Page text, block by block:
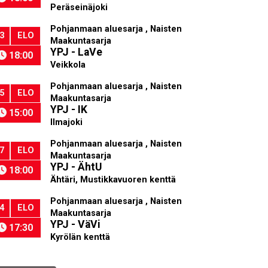
Peräseinäjoki
ELO
18:00
Pohjanmaan aluesarja , Naisten
Maakuntasarja
YPJ - LaVe
Veikkola
ELO
15:00
Pohjanmaan aluesarja , Naisten
Maakuntasarja
YPJ - IK
Ilmajoki
ELO
18:00
Pohjanmaan aluesarja , Naisten
Maakuntasarja
YPJ - ÄhtU
Ähtäri, Mustikkavuoren kenttä
ELO
17:30
Pohjanmaan aluesarja , Naisten
Maakuntasarja
YPJ - VäVi
Kyrölän kenttä